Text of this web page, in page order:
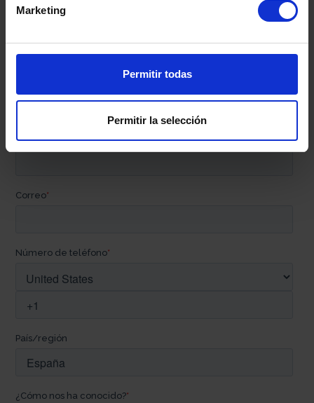
Marketing
Permitir todas
Permitir la selección